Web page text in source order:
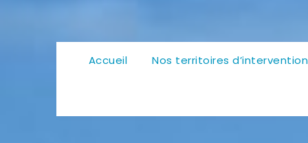
Accueil Nos territoires d’intervention